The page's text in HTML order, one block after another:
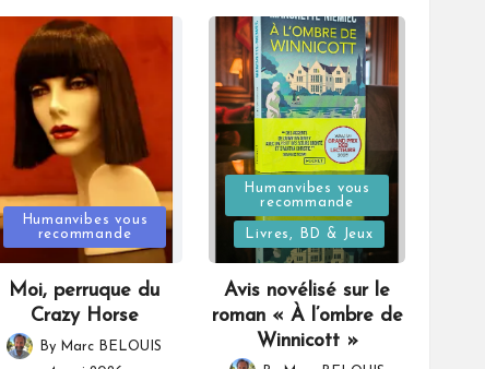
Posted
in
Humanvibes vous
recommande
Moi, perruque du
Crazy Horse
Posted
By Marc BELOUIS
Posted
in
Humanvibes vous
recommande
Livres, BD & Jeux
Avis novélisé sur le
roman « À l’ombre de
Winnicott »